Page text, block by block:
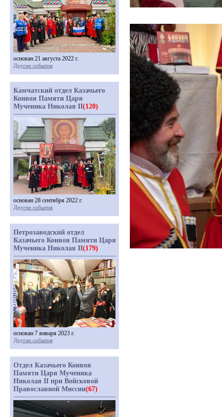
основан 21 августа 2022 г.
Другие события
Камчатский отдел Казачьего
Конвоя Памяти Царя
Мученика Николая II(120)
основан 28 сентября 2022 г.
Другие события
Петрозаводский отдел
Казачьего Конвоя Памяти Царя
Мученика Николая II(179)
основан 7 января 2023 г.
Другие события
Отдел Казачьего Конвоя
Памяти Царя Мученика
Николая II при Войсковой
Православной Миссии(67)